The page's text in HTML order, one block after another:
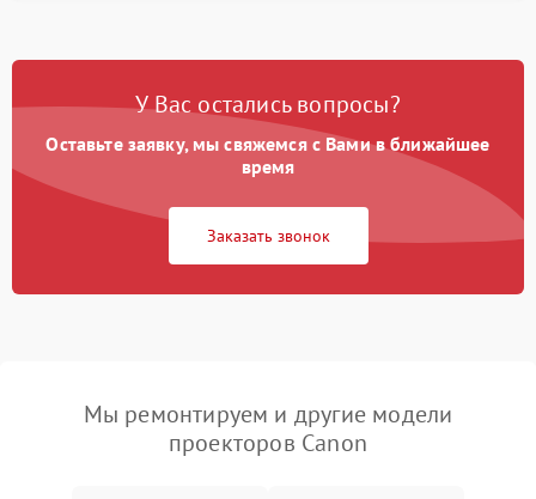
У Вас остались вопросы?
Оставьте заявку, мы свяжемся с Вами в ближайшее
время
Заказать звонок
Мы ремонтируем и другие модели
проекторов Canon